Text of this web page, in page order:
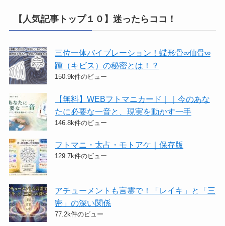
【人気記事トップ１０】迷ったらココ！
三位一体バイブレーション！蝶形骨∞仙骨∞
踵（キビス）の秘密とは！？
150.9k件のビュー
【無料】WEBフトマニカード｜｜今のあな
たに必要な一音と、現実を動かす一手
146.8k件のビュー
フトマニ・太占・モトアケ｜保存版
129.7k件のビュー
アチューメントも言霊で！「レイキ」と「三
密」の深い関係
77.2k件のビュー